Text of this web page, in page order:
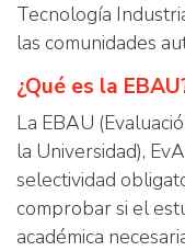
Tecnología
las comunidades
¿Qué es la
La EBAU
la Universidad),
selectividad
comprobar si el
académica